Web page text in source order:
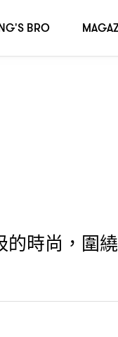
的時尚 ， 圍
BRO